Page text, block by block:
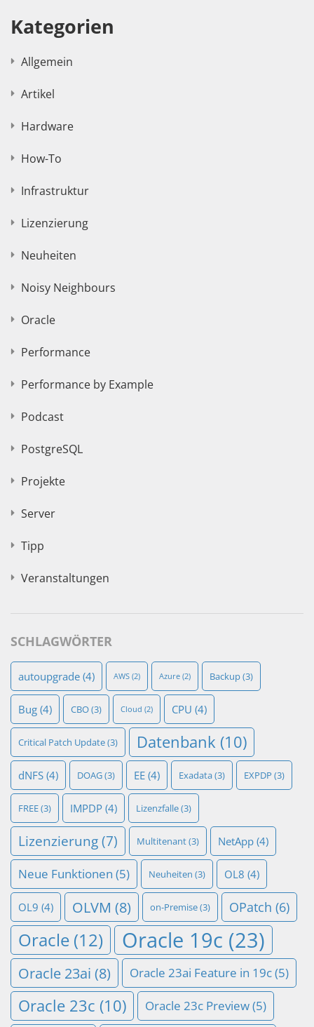
Kategorien
Allgemein
Artikel
Hardware
How-To
Infrastruktur
Lizenzierung
Neuheiten
Noisy Neighbours
Oracle
Performance
Performance by Example
Podcast
PostgreSQL
Projekte
Server
Tipp
Veranstaltungen
SCHLAGWÖRTER
autoupgrade (4) AWS (2) Azure (2) Backup(3)
Bug (4) CBO(3) Cloud (2) CPU (4)
Critical Patch Update(3) Datenbank (10)
dNFS (4) DOAG(3) EE (4) Exadata(3) EXPDP (3)
FREE(3) IMPDP (4) Lizenzfalle(3)
Lizenzierung(7) Multitenant(3) NetApp (4)
Neue Funktionen (5) Neuheiten (3) OL8 (4)
OL9 (4) OLVM (8) on-Premise(3) OPatch (6)
Oracle (12) Oracle 19c (23)
Oracle 23ai (8) Oracle 23ai Feature in 19c(5)
Oracle 23c (10) Oracle 23c Preview(5)